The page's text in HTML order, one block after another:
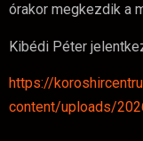
órakor megkezdik a
Kibédi Péter
https://
content/uploads/